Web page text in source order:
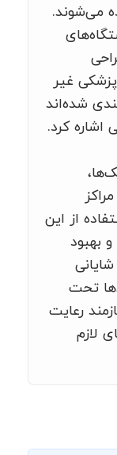
می‌شوند.
غیر
شده‌اند
اشاره کرد.
از این
بهبود
تحت
رعایت
لازم